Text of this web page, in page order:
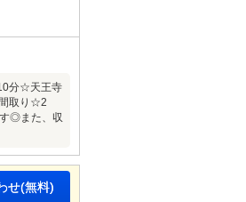
分☆天王寺
取り☆2
◎また、収
せ(無料)